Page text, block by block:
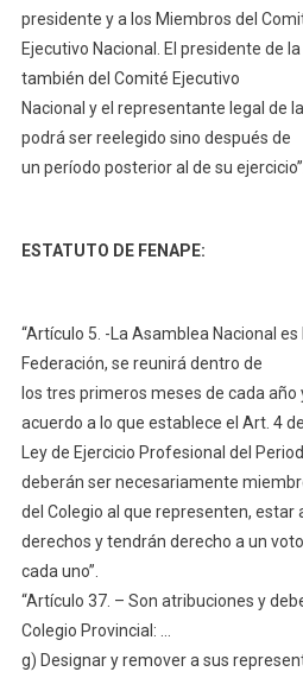
presidente y a los Miembros del
Ejecutivo Nacional. El presidente de
también del Comité Ejecutivo
Nacional y el representante legal de
podrá ser reelegido sino después de
un período posterior al de su ejercicio”.
ESTATUTO DE FENAPE:
“Artículo 5. -La Asamblea Nacional
Federación, se reunirá dentro de
los tres primeros meses de cada
acuerdo a lo que establece el Art. 4
Ley de Ejercicio Profesional del
deberán ser necesariamente
del Colegio al que representen, estar
derechos y tendrán derecho a un voto
cada uno”.
“Artículo 37. – Son atribuciones y
Colegio Provincial: …
g) Designar y remover a sus